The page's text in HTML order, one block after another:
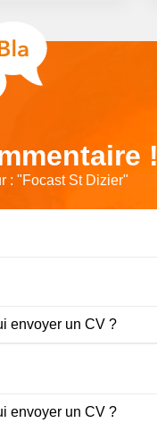
!
: "Focast St Dizier"
envoyer un CV ?
envoyer un CV ?